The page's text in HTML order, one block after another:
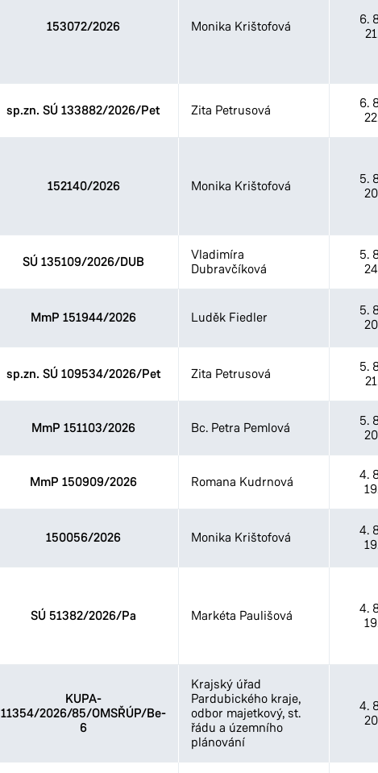
153072/2026 Monika Krištofová 6.
sp.zn. SÚ 133882/2026/Pet Zita Petrusová 6.
152140/2026 Monika Krištofová 5.
SÚ 135109/2026/DUB
Vladimíra
Dubravčíková
5.
MmP 151944/2026 Luděk Fiedler 5.
sp.zn. SÚ 109534/2026/Pet Zita Petrusová 5.
MmP 151103/2026 Bc. Petra Pemlová 5.
MmP 150909/2026 Romana Kudrnová 4.
150056/2026 Monika Krištofová 4.
SÚ 51382/2026/Pa Markéta Paulišová 4.
KUPA-
11354/2026/85/OMSŘÚP/Be-
6
Krajský úřad
Pardubického kraje,
odbor majetkový, st.
řádu a územního
plánování
4.